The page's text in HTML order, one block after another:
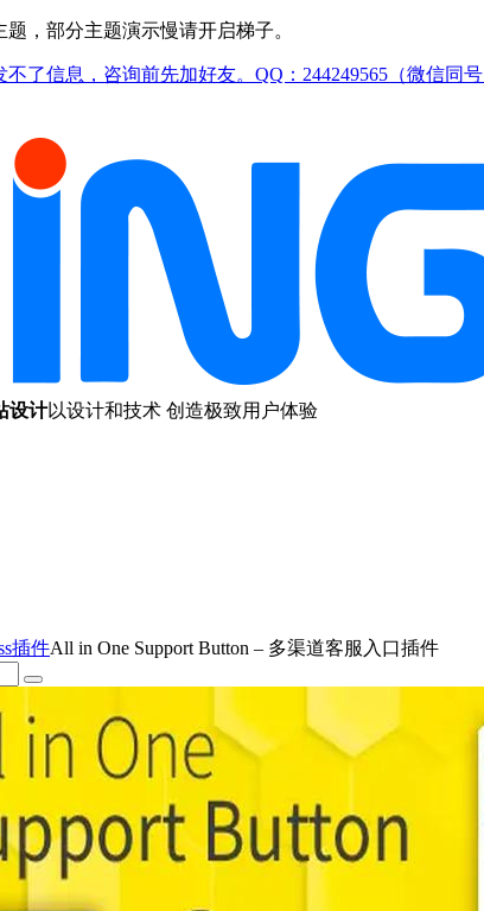
，部分主题演示慢请开启梯子。
了信息，咨询前先加好友。QQ：244249565（微信同号
设计以设计和技术 创造极致用户体验
插件All in One Support Button – 多渠道客服入口插件